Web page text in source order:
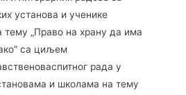
установа и ученике
тему „Право на храну да има
са циљем
рада у
и школама на тему